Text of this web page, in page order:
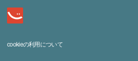
cookieの利用について